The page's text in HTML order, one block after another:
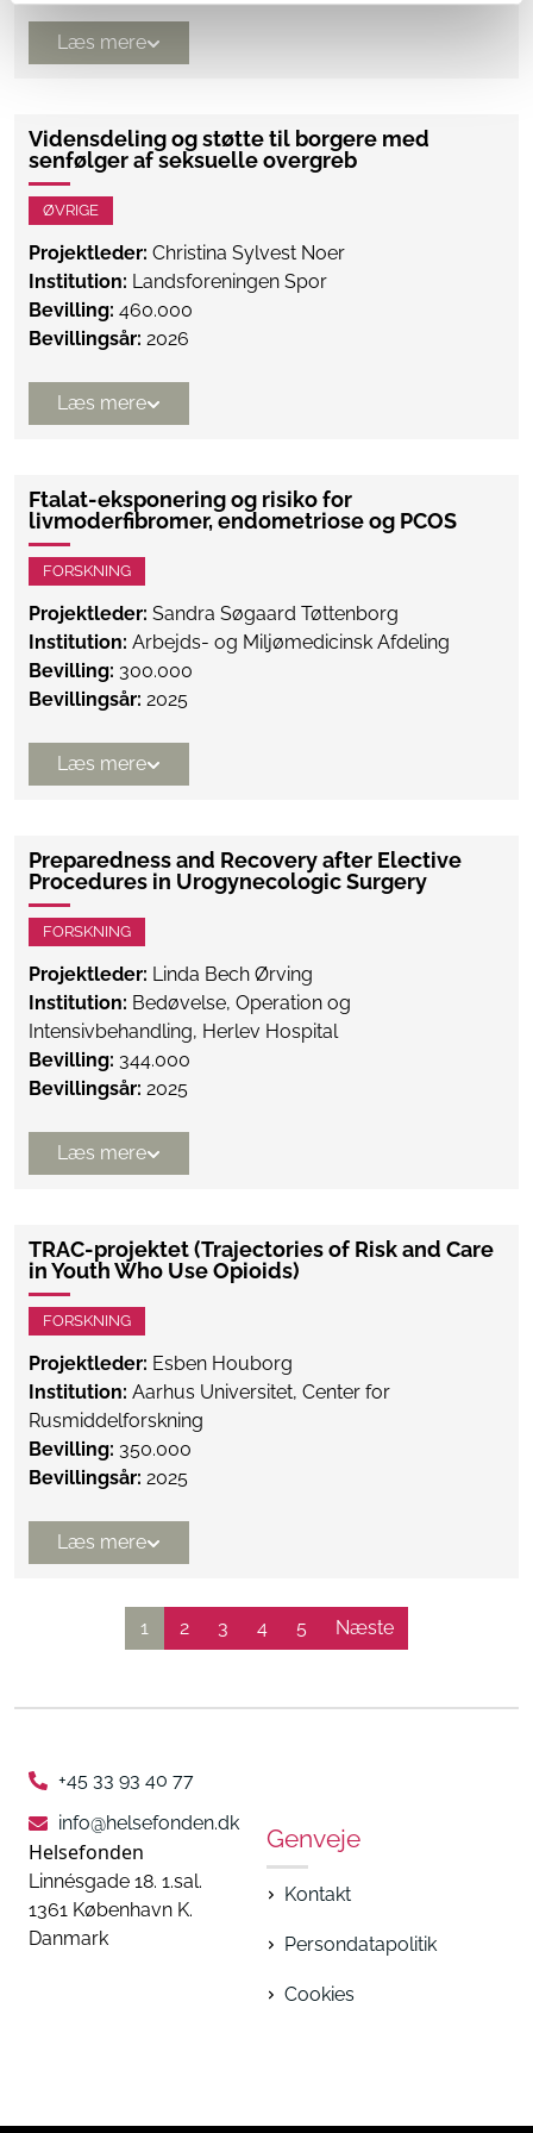
Læs mere
Vidensdeling og støtte til borgere med
senfølger af seksuelle overgreb
ØVRIGE
Projektleder: Christina Sylvest Noer
Institution: Landsforeningen Spor
Bevilling: 460.000
Bevillingsår: 2026
Læs mere
Ftalat-eksponering og risiko for
livmoderfibromer, endometriose og PCOS
FORSKNING
Projektleder: Sandra Søgaard Tøttenborg
Institution: Arbejds- og Miljømedicinsk Afdeling
Bevilling: 300.000
Bevillingsår: 2025
Læs mere
Preparedness and Recovery after Elective
Procedures in Urogynecologic Surgery
FORSKNING
Projektleder: Linda Bech Ørving
Institution: Bedøvelse, Operation og
Intensivbehandling, Herlev Hospital
Bevilling: 344.000
Bevillingsår: 2025
Læs mere
TRAC-projektet (Trajectories of Risk and Care
in Youth Who Use Opioids)
FORSKNING
Projektleder: Esben Houborg
Institution: Aarhus Universitet, Center for
Rusmiddelforskning
Bevilling: 350.000
Bevillingsår: 2025
Læs mere
1 2 3 4 5 Næste
+45 33 93 40 77
info@helsefonden.dk
Helsefonden
Linnésgade 18. 1.sal.
1361 København K.
Danmark
Genveje
Kontakt
Persondatapolitik
Cookies